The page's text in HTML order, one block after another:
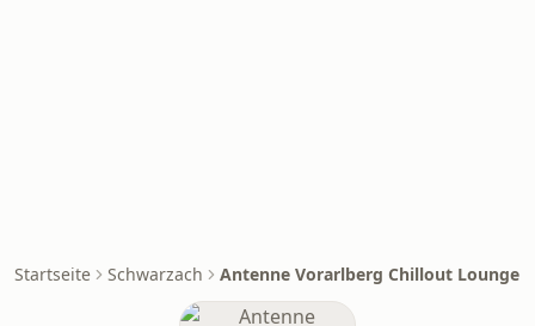
Startseite Schwarzach Antenne Vorarlberg Chillout Lounge